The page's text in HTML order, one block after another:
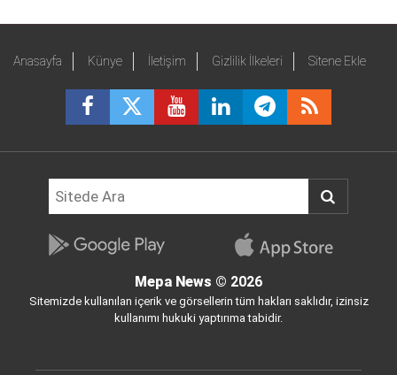
Anasayfa Künye İletişim Gizlilik İlkeleri Sitene Ekle
Mepa News © 2026
Sitemizde kullanılan içerik ve görsellerin tüm hakları saklıdır, izinsiz
kullanımı hukuki yaptırıma tabidir.